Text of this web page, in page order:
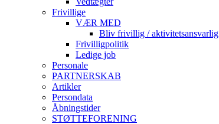
Frivillige
VÆR MED
Bliv frivillig / aktivitetsansvarlig
Frivilligpolitik
Ledige job
Personale
PARTNERSKAB
Artikler
Persondata
Åbningstider
STØTTEFORENING